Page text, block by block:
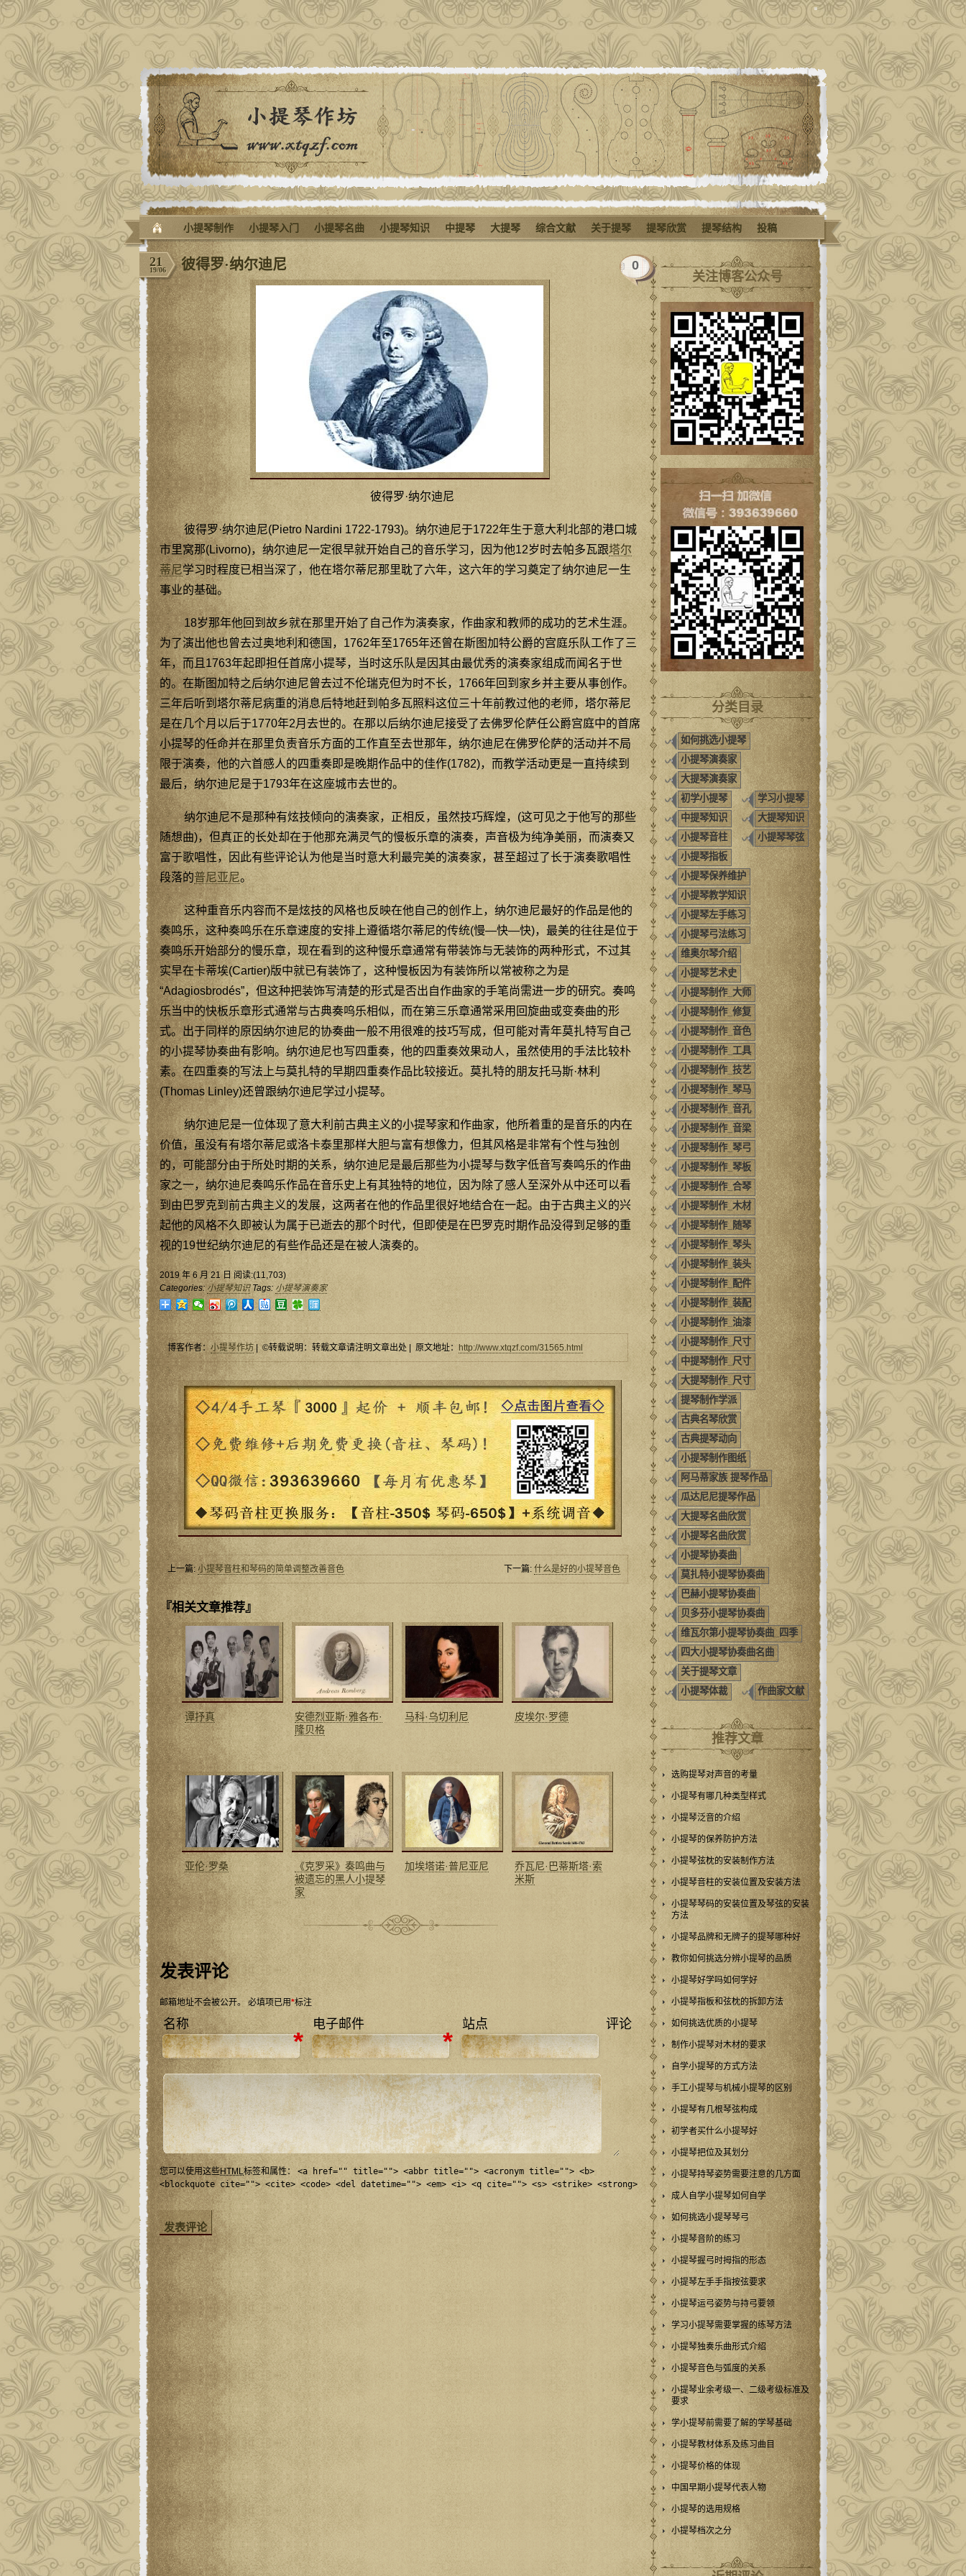
小提琴制作 小提琴入门 小提琴名曲 小提琴知识 中提琴 大提琴 综合文献 关于提琴 提琴欣赏 提琴结构 投稿
彼得罗·纳尔迪尼
彼得罗·纳尔迪尼
彼得罗·纳尔迪尼(Pietro Nardini 1722-1793)。纳尔迪尼于1722年生于意大利北部的港口城
市里窝那(Livorno)，纳尔迪尼一定很早就开始自己的音乐学习，因为他12岁时去帕多瓦跟塔尔
蒂尼学习时程度已相当深了，他在塔尔蒂尼那里耽了六年，这六年的学习奠定了纳尔迪尼一生
事业的基础。
18岁那年他回到故乡就在那里开始了自己作为演奏家，作曲家和教师的成功的艺术生涯。
为了演出他也曾去过奥地利和德国，1762年至1765年还曾在斯图加特公爵的宫庭乐队工作了三
年，而且1763年起即担任首席小提琴，当时这乐队是因其由最优秀的演奏家组成而闻名于世
的。在斯图加特之后纳尔迪尼曾去过不伦瑞克但为时不长，1766年回到家乡并主要从事创作。
三年后听到塔尔蒂尼病重的消息后特地赶到帕多瓦照料这位三十年前教过他的老师，塔尔蒂尼
是在几个月以后于1770年2月去世的。在那以后纳尔迪尼接受了去佛罗伦萨任公爵宫庭中的首席
小提琴的任命并在那里负责音乐方面的工作直至去世那年，纳尔迪尼在佛罗伦萨的活动并不局
限于演奏，他的六首感人的四重奏即是晚期作品中的佳作(1782)，而教学活动更是一直持续到
最后，纳尔迪尼是于1793年在这座城市去世的。
纳尔迪尼不是那种有炫技倾向的演奏家，正相反，虽然技巧辉煌，(这可见之于他写的那些
随想曲)，但真正的长处却在于他那充满灵气的慢板乐章的演奏，声音极为纯净美丽，而演奏又
富于歌唱性，因此有些评论认为他是当时意大利最完美的演奏家，甚至超过了长于演奏歌唱性
段落的普尼亚尼。
这种重音乐内容而不是炫技的风格也反映在他自己的创作上，纳尔迪尼最好的作品是他的
奏鸣乐，这种奏鸣乐在乐章速度的安排上遵循塔尔蒂尼的传统(慢—快—快)，最美的往往是位于
奏鸣乐开始部分的慢乐章，现在看到的这种慢乐章通常有带装饰与无装饰的两种形式，不过其
实早在卡蒂埃(Cartier)版中就已有装饰了，这种慢板因为有装饰所以常被称之为是
“Adagiosbrodés”，但这种把装饰写清楚的形式是否出自作曲家的手笔尚需进一步的研究。奏鸣
乐当中的快板乐章形式通常与古典奏呜乐相似，而在第三乐章通常采用回旋曲或变奏曲的形
式。出于同样的原因纳尔迪尼的协奏曲一般不用很难的技巧写成，但可能对青年莫扎特写自己
的小提琴协奏曲有影响。纳尔迪尼也写四重奏，他的四重奏效果动人，虽然使用的手法比较朴
素。在四重奏的写法上与莫扎特的早期四重奏作品比较接近。莫扎特的朋友托马斯·林利
(Thomas Linley)还曾跟纳尔迪尼学过小提琴。
纳尔迪尼是一位体现了意大利前古典主义的小提琴家和作曲家，他所着重的是音乐的内在
价值，虽没有有塔尔蒂尼或洛卡泰里那样大胆与富有想像力，但其风格是非常有个性与独创
的，可能部分由于所处时期的关系，纳尔迪尼是最后那些为小提琴与数字低音写奏鸣乐的作曲
家之一，纳尔迪尼奏鸣乐作品在音乐史上有其独特的地位，因为除了感人至深外从中还可以看
到由巴罗克到前古典主义的发展，这两者在他的作品里很好地结合在一起。由于古典主义的兴
起他的风格不久即被认为属于已逝去的那个时代，但即使是在巴罗克时期作品没得到足够的重
视的19世纪纳尔迪尼的有些作品还是在被人演奏的。
2019 年 6 月 21 日 阅读:(11,703)
0
21
19/06
Categories:小提琴知识Tags: 小提琴演奏家
博客作者：小提琴作坊 | ©转载说明：转载文章请注明文章出处 | 原文地址： http://www.xtqzf.com/31565.html
上一篇: 小提琴音柱和琴码的简单调整改善音色 下一篇: 什么是好的小提琴音色
『相关文章推荐』
谭抒真
安德烈亚斯·雅各布·
隆贝格
马科·乌切利尼 皮埃尔·罗德
亚伦·罗桑
《克罗采》奏鸣曲与
被遗忘的黑人小提琴
家
加埃塔诺·普尼亚尼
乔瓦尼·巴蒂斯塔·索
米斯
发表评论
邮箱地址不会被公开。 必填项已用*标注
名称
*
电子邮件
*
站点 评论
您可以使用这些HTML标签和属性：<a href="" title=""> <abbr title=""> <acronym title=""> <b>
<blockquote cite=""> <cite> <code> <del datetime=""> <em> <i> <q cite=""> <s> <strike> <strong>
关注博客公众号
分类目录
如何挑选小提琴
小提琴演奏家
大提琴演奏家
初学小提琴
学习小提琴
中提琴知识
大提琴知识
小提琴音柱
小提琴琴弦
小提琴指板
小提琴保养维护
小提琴教学知识
小提琴左手练习
小提琴弓法练习
维奥尔琴介绍
小提琴艺术史
小提琴制作_大师
小提琴制作_修复
小提琴制作_音色
小提琴制作_工具
小提琴制作_技艺
小提琴制作_琴马
小提琴制作_音孔
小提琴制作_音梁
小提琴制作_琴弓
小提琴制作_琴板
小提琴制作_合琴
小提琴制作_木材
小提琴制作_随琴
小提琴制作_琴头
小提琴制作_装头
小提琴制作_配件
小提琴制作_装配
小提琴制作_油漆
小提琴制作_尺寸
中提琴制作_尺寸
大提琴制作_尺寸
提琴制作学派
古典名琴欣赏
古典提琴动向
小提琴制作图纸
阿马蒂家族 提琴作品
瓜达尼尼提琴作品
大提琴名曲欣赏
小提琴名曲欣赏
小提琴协奏曲
莫扎特小提琴协奏曲
巴赫小提琴协奏曲
贝多芬小提琴协奏曲
维瓦尔第小提琴协奏曲_四季
四大小提琴协奏曲名曲
关于提琴文章
小提琴体裁
作曲家文献
推荐文章
选购提琴对声音的考量
小提琴有哪几种类型样式
小提琴泛音的介绍
小提琴的保养防护方法
小提琴弦枕的安装制作方法
小提琴音柱的安装位置及安装方法
小提琴琴码的安装位置及琴弦的安装
方法
小提琴品牌和无牌子的提琴哪种好
教你如何挑选分辨小提琴的品质
小提琴好学吗如何学好
小提琴指板和弦枕的拆卸方法
如何挑选优质的小提琴
制作小提琴对木材的要求
自学小提琴的方式方法
手工小提琴与机械小提琴的区别
小提琴有几根琴弦构成
初学者买什么小提琴好
小提琴把位及其划分
小提琴持琴姿势需要注意的几方面
成人自学小提琴如何自学
如何挑选小提琴琴弓
小提琴音阶的练习
小提琴握弓时拇指的形态
小提琴左手手指按弦要求
小提琴运弓姿势与持弓要领
学习小提琴需要掌握的练琴方法
小提琴独奏乐曲形式介绍
小提琴音色与弧度的关系
小提琴业余考级一、二级考级标准及
要求
学小提琴前需要了解的学琴基础
小提琴教材体系及练习曲目
小提琴价格的体现
中国早期小提琴代表人物
小提琴的选用规格
小提琴档次之分